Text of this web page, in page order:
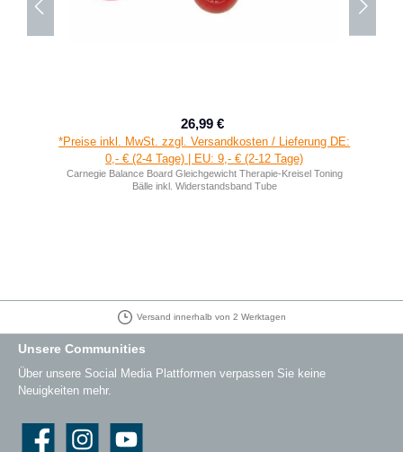
Verkaufspreis:
26,99 €
*Preise inkl. MwSt. zzgl. Versandkosten / Lieferung DE:
0,- € (2-4 Tage) | EU: 9,- € (2-12 Tage)
Carnegie Balance Board Gleichgewicht Therapie-Kreisel Toning
Bälle inkl. Widerstandsband Tube
Versand innerhalb von 2 Werktagen
Unsere Communities
Über unsere Social Media Plattformen verpassen Sie keine
Neuigkeiten mehr.
Instagram YouTube